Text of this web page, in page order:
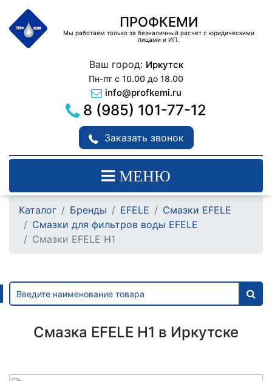
ПРОФКЕМИ
Мы работаем только за безналичный расчет с юридическими
лицами и ИП.
Ваш город: Иркутск
Пн-пт с 10.00 до 18.00
info@profkemi.ru
8 (985) 101-77-12
Заказать звонок
МЕНЮ
Каталог Бренды EFELE
Смазки EFELE
Смазки для фильтров воды EFELE
Смазки EFELE H1
Смазка EFELE H1 в Иркутске